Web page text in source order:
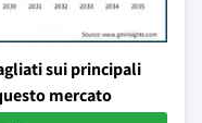
sui principali
mercato